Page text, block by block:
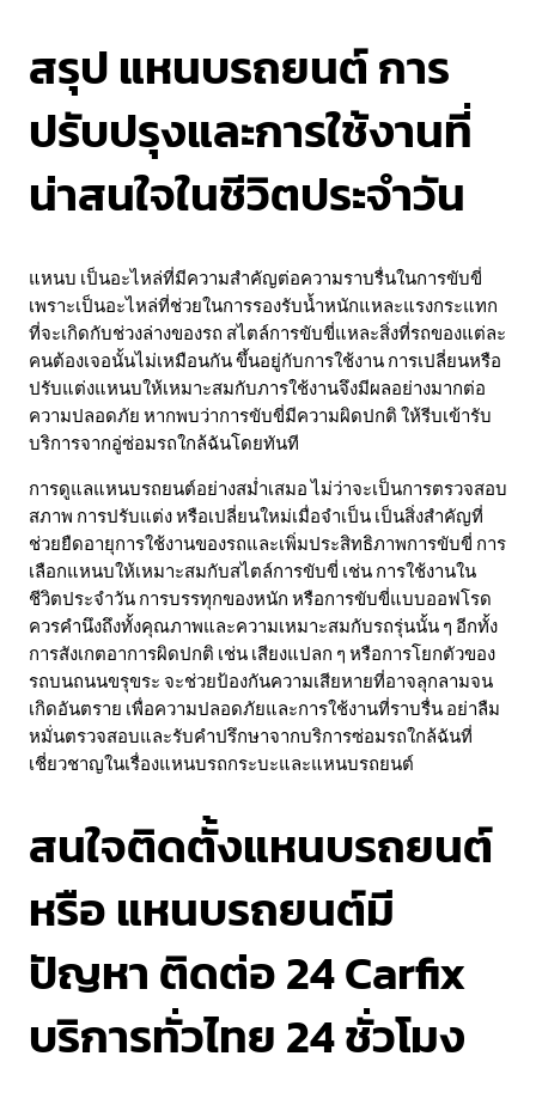
สรุป แหนบรถยนต์ การ
ปรับปรุงและการใช้งานที่
น่าสนใจในชีวิตประจำวัน
แหนบ เป็นอะไหล่ที่มีความสำคัญต่อความราบรื่นในการขับขี่
เพราะเป็นอะไหล่ที่ช่วยในการรองรับน้ำหนักแหละแรงกระแทก
ที่จะเกิดกับช่วงล่างของรถ สไตล์การขับขี่แหละสิ่งที่รถของแต่ละ
คนต้องเจอนั้นไม่เหมือนกัน ขึ้นอยู่กับการใช้งาน การเปลี่ยนหรือ
ปรับแต่งแหนบให้เหมาะสมกับภารใช้งานจึงมีผลอย่างมากต่อ
ความปลอดภัย หากพบว่าการขับขี่มีความผิดปกติ ให้รีบเข้ารับ
บริการจากอู่ซ่อมรถใกล้ฉันโดยทันที
การดูแลแหนบรถยนต์อย่างสม่ำเสมอ ไม่ว่าจะเป็นการตรวจสอบ
สภาพ การปรับแต่ง หรือเปลี่ยนใหม่เมื่อจำเป็น เป็นสิ่งสำคัญที่
ช่วยยืดอายุการใช้งานของรถและเพิ่มประสิทธิภาพการขับขี่ การ
เลือกแหนบให้เหมาะสมกับสไตล์การขับขี่ เช่น การใช้งานใน
ชีวิตประจำวัน การบรรทุกของหนัก หรือการขับขี่แบบออฟโรด
ควรคำนึงถึงทั้งคุณภาพและความเหมาะสมกับรถรุ่นนั้น ๆ อีกทั้ง
การสังเกตอาการผิดปกติ เช่น เสียงแปลก ๆ หรือการโยกตัวของ
รถบนถนนขรุขระ จะช่วยป้องกันความเสียหายที่อาจลุกลามจน
เกิดอันตราย เพื่อความปลอดภัยและการใช้งานที่ราบรื่น อย่าลืม
หมั่นตรวจสอบและรับคำปรึกษาจากบริการซ่อมรถใกล้ฉันที่
เชี่ยวชาญในเรื่องแหนบรถกระบะและแหนบรถยนต์
สนใจติดตั้งแหนบรถยนต์
หรือ แหนบรถยนต์มี
ปัญหา ติดต่อ 24 Carfix
บริการทั่วไทย 24 ชั่วโมง